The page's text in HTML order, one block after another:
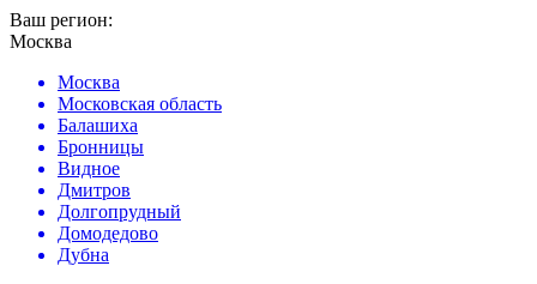
Ваш регион:
Москва
Москва
Московская область
Балашиха
Бронницы
Видное
Дмитров
Долгопрудный
Домодедово
Дубна